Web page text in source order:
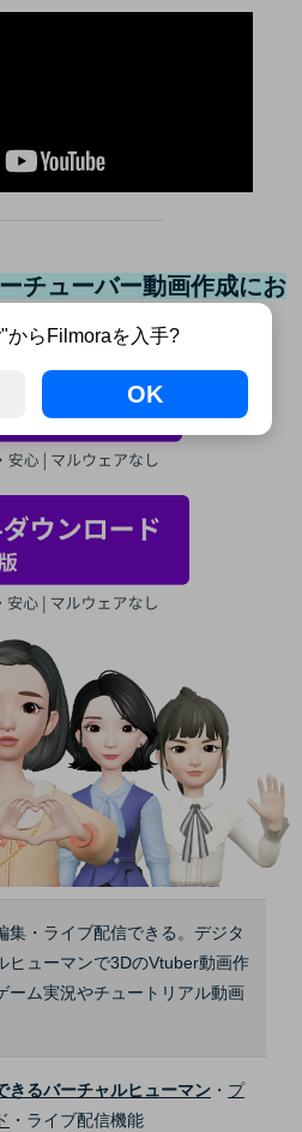
チューバー動画作成にお
集・ライブ配信できる。デジタ
ヒューマンで3DのVtuber動画作
ーム実況やチュートリアル動画
きるバーチャルヒューマン ・ プ
・ライブ配信機能
からFilmoraを入手?
OK